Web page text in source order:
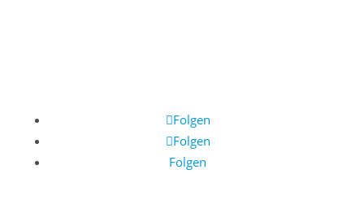
Folgen
Folgen
Folgen